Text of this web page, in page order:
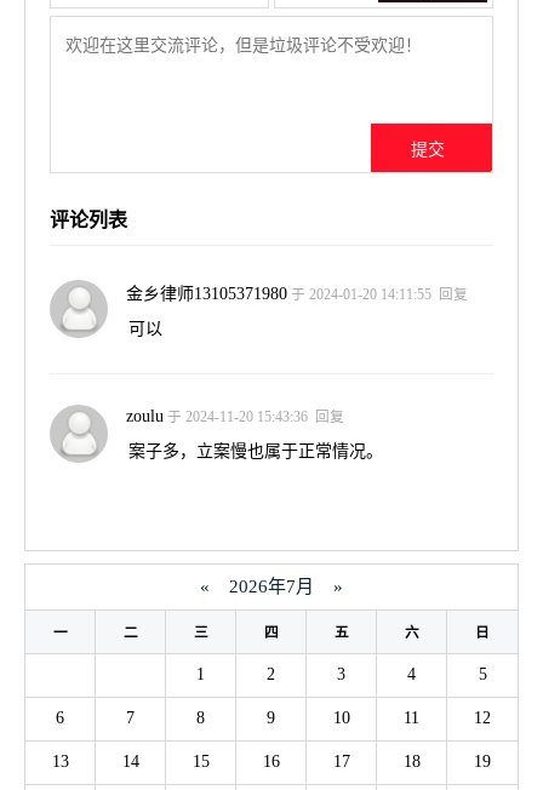
评论列表
金乡律师13105371980 于 2024-01-20 14:11:55 回复
可以
zoulu 于 2024-11-20 15:43:36 回复
案子多，立案慢也属于正常情况。
« 2026年7月 »
一 二 三 四 五 六 日
1 2 3 4 5
6 7 8 9 10 11 12
13 14 15 16 17 18 19